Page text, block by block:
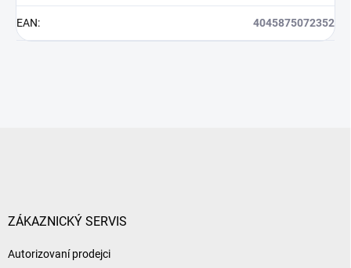
EAN: 4045875072352
ZÁKAZNICKÝ SERVIS
Autorizovaní prodejci